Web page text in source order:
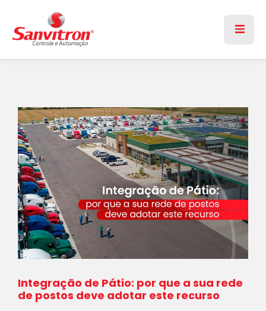
Integração de Pátio: por que a sua rede
de postos deve adotar este recurso